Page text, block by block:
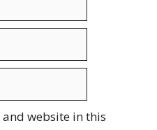
website in this